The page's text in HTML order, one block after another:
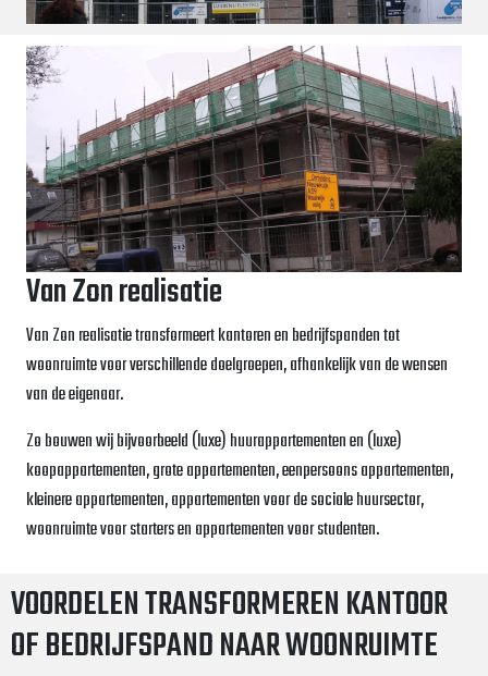
Van Zon realisatie
Van Zon realisatie transformeert kantoren en bedrijfspanden tot
woonruimte voor verschillende doelgroepen, afhankelijk van de wensen
van de eigenaar.
Zo bouwen wij bijvoorbeeld (luxe) huurappartementen en (luxe)
koopappartementen, grote appartementen, eenpersoons appartementen,
kleinere appartementen, appartementen voor de sociale huursector,
woonruimte voor starters en appartementen voor studenten.
VOORDELEN TRANSFORMEREN KANTOOR
OF BEDRIJFSPAND NAAR WOONRUIMTE